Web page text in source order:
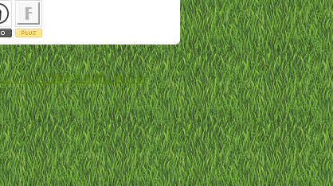
リティに関するお問い合わせ